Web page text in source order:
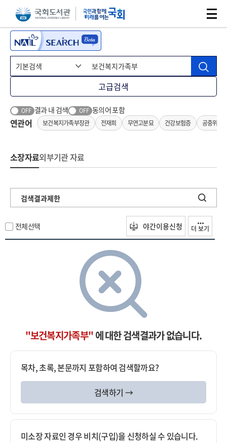
본문 바로가기주메뉴 바로가기
고급검색
OFF 결과 내 검색 OFF 동의어 포함
연관어 보건복지가족부장관 전재희 무연고분묘 건강보험증 공중위생
소장자료외부기관 자료
검색결과제한
전체선택 야간이용신청 더 보기
"보건복지가족부"에 대한 검색결과가 없습니다.
목차, 초록, 본문까지 포함하여 검색할까요?
검색하기 →
미소장 자료인 경우 비치(구입)을 신청하실 수 있습니다.